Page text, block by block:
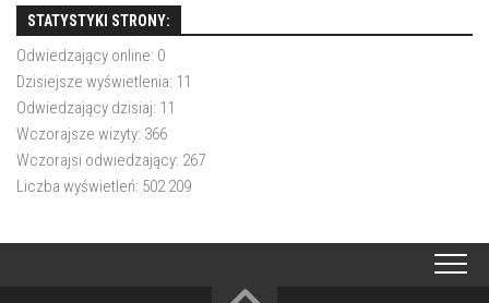
STATYSTYKI STRONY:
Odwiedzający online: 0
Dzisiejsze wyświetlenia: 11
Odwiedzający dzisiaj: 11
Wczorajsze wizyty: 366
Wczorajsi odwiedzający: 267
Liczba wyświetleń: 502 209